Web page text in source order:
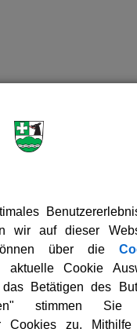
wir auf dieser
über die
aktuelle Cookie
Betätigen des
stimmen Sie
Cookies zu. Mithilfe